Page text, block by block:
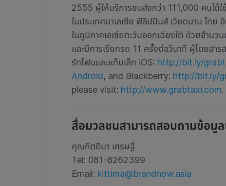
2555 ผู้ให้บริการขนส่งกว่า 111,000 คนได้
ในประเทศมาเลเซีย ฟิลิปปินส์ เวียดนาม ไทย
ในภูมิภาคเอเชียตะวันออกเฉียงใต้ ด้วยจำน
และมีการเรียกรถ 11 ครั้งต่อวินาที ผู้โดยสา
ร์ทโฟนและแท็บเล็ท iOS: http://bit.ly/
Android, and Blackberry: http://bit.ly/
please visit: http://www.grabtaxi.com.
สื่อมวลชนสามารถสอบถามข้อมู
คุณกิตติมา เศรษฐี
Tel: 081-8262399
Email: kittima@brandnow.asia